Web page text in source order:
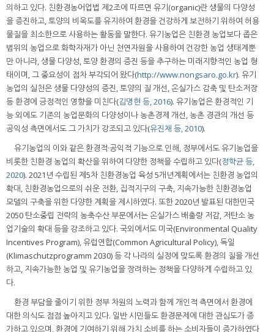
의하고 있다. 친환경농어업법 제2조에 따르면 유기(organic)란 생물의 다양성
을 증진하고, 토양의 비옥도를 유지하여 환경을 건강하게 보전하기 위하여 허용
물질을 최소한으로 사용하는 활동을 말한다. 유기농업은 친환경 농업보다 좁은
범위의 농업으로 화학자재가 아닌 천연자원을 사용하여 건강한 농업 생태계뿐
만 아니라, 생물 다양성, 토양 환경의 증진 등을 추구하는 미래지향적인 농업 형
태이며, 그 중요성이 점차 부각되어 왔다(http://www.nongsaro.go.kr). 유기
농업의 실천은 생물 다양성의 증진, 토양의 질 개선, 온실가스 감축 및 탄소저장
등 환경에 긍정적인 영향을 미친다(김명현 등, 2016). 유기농업은 환경적인 기
능 외에도 기존의 농업문화의 다양성이나 농촌경제 개선, 농촌 경관의 개선 등
공익성 측면에서도 그 가치가 강조되고 있다(유진채 등, 2010).
유기농업의 이와 같은 환경적·공익적 기능으로 인해, 정부에서도 유기농업을
비롯한 친환경 농업의 확산을 위하여 다양한 정책을 수립하고 있다(정학균 등,
2020). 2021년 수립된 제5차 친환경농업 육성 5개년계획에서는 친환경 농업의
확대, 친환경농업으로의 쉬운 전환, 집적지구의 구축, 지속가능한 친환경농업
모델의 구축을 위한 다양한 계획을 제시하였다. 또한 2020년 발표된 대한민국
2050 탄소중립 전략의 농축수산 부문에서는 온실가스 배출량 저감, 저탄소 농
업기술의 확대 등을 강조하고 있다. 국외에서도 미국(Environmental Quality
Incentives Program), 유럽연합(Common Agricultural Policy), 독일
(Klimaschutzprogramm 2030) 등 각 나라의 실정에 맞도록 환경의 질을 개선
하고, 지속가능한 농업 및 유기농업을 장려하는 정책을 다양하게 수립하고 있
다.
환경 부담을 줄이기 위한 정부 차원의 노력과 함께 개인적 측면에서 환경에
대한 의식도 점점 높아지고 있다. 일반 시민들도 환경문제에 대한 관심도가 증
가하고 있으며, 환경에 기여하기 위해 가치 소비를 하는 소비자들이 증가하였다